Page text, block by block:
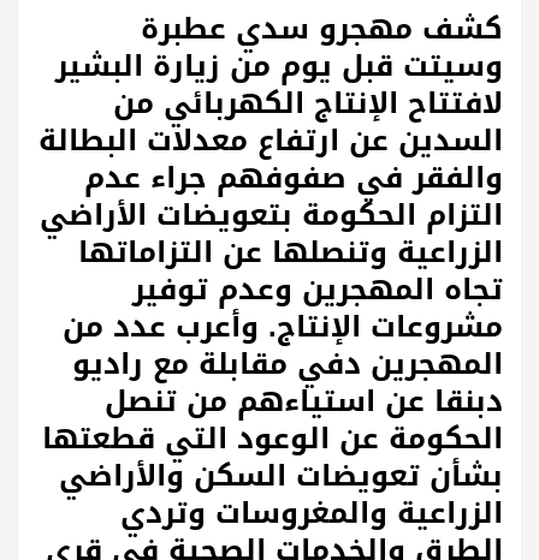
كشف مهجرو سدي عطبرة
وسيتت قبل يوم من زيارة البشير
لافتتاح الإنتاج الكهربائي من
السدين عن ارتفاع معدلات البطالة
والفقر في صفوفهم جراء عدم
التزام الحكومة بتعويضات الأراضي
الزراعية وتنصلها عن التزاماتها
تجاه المهجرين وعدم توفير
مشروعات الإنتاج. وأعرب عدد من
المهجرين دفي مقابلة مع راديو
دبنقا عن استياءهم من تنصل
الحكومة عن الوعود التي قطعتها
بشأن تعويضات السكن والأراضي
الزراعية والمغروسات وتردي